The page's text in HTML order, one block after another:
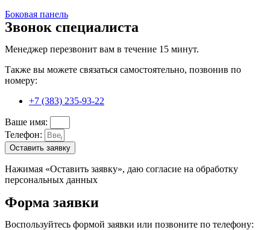
Боковая панель
Звонок специалиста
Менеджер перезвонит вам в течение 15 минут.
Также вы можете связаться самостоятельно, позвонив по
номеру:
+7 (383) 235-93-22
Ваше имя:
Телефон:
Оставить заявку
Нажимая «Оставить заявку», даю согласие на обработку
персональных данных
Форма заявки
Воспользуйтесь формой заявки или позвоните по телефону: